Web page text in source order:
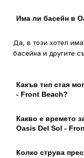
Има ли басейн в
Да, в този хотел
басейна и другите
Какъв тип стая
- Front Beach?
Какво е времето
Oasis Del Sol -
Колко струва